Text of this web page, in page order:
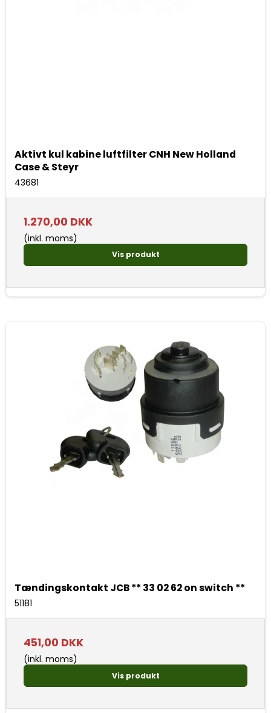
Aktivt kul kabine luftfilter CNH New Holland
Case & Steyr
43681
1.270,00 DKK
(inkl. moms)
Vis produkt
Tændingskontakt JCB ** 33 02 62 on switch **
51181
451,00 DKK
(inkl. moms)
Vis produkt